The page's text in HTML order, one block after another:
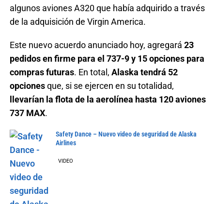
algunos aviones A320 que había adquirido a través
de la adquisición de Virgin America.
Este nuevo acuerdo anunciado hoy, agregará 23
pedidos en firme para el 737-9 y 15 opciones para
compras futuras. En total, Alaska tendrá 52
opcionesque, si se ejercen en su totalidad,
llevarían la flota de la aerolínea hasta 120 aviones
737 MAX.
Safety Dance – Nuevo video de seguridad de Alaska
Airlines
VIDEO